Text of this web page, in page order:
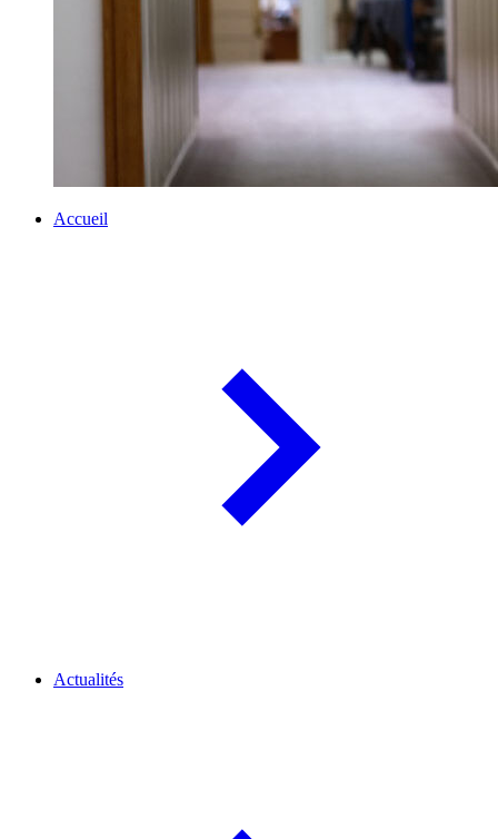
Accueil
Actualités